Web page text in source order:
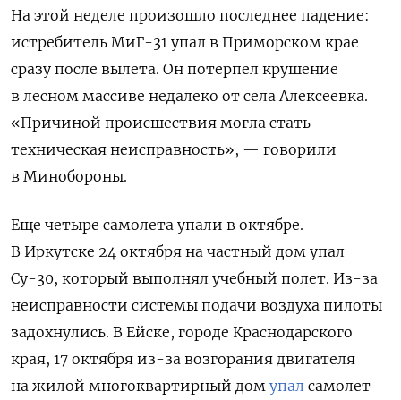
На этой неделе произошло последнее падение:
истребитель МиГ-31 упал в Приморском крае
сразу после вылета. Он потерпел крушение
в лесном массиве недалеко от села Алексеевка.
«Причиной происшествия могла стать
техническая неисправность», — говорили
в Минобороны.
Еще четыре самолета упали в октябре.
В Иркутске 24 октября на частный дом упал
Су-30, который выполнял учебный полет. Из-за
неисправности системы подачи воздуха пилоты
задохнулись. В Ейске, городе Краснодарского
края, 17 октября из-за возгорания двигателя
на жилой многоквартирный дом упал самолет